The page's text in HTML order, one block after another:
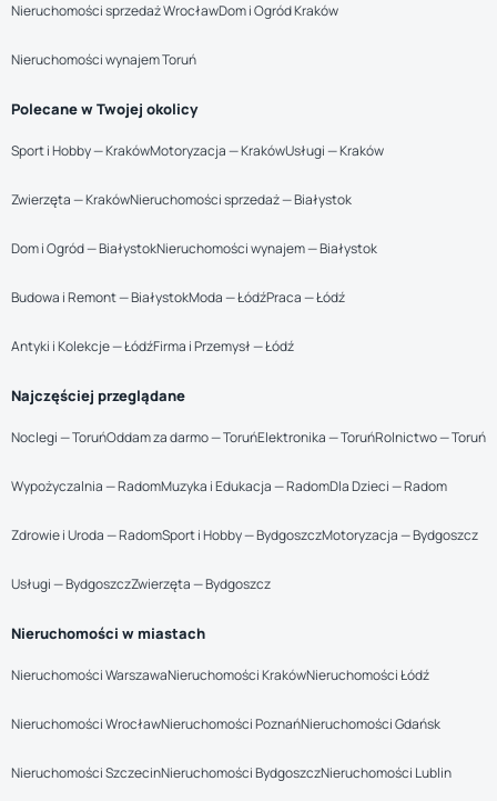
Nieruchomości sprzedaż WrocławDom i Ogród Kraków
Nieruchomości wynajem Toruń
Polecane w Twojej okolicy
Sport i Hobby — KrakówMotoryzacja — KrakówUsługi — Kraków
Zwierzęta — KrakówNieruchomości sprzedaż — Białystok
Dom i Ogród — BiałystokNieruchomości wynajem — Białystok
Budowa i Remont — BiałystokModa — ŁódźPraca — Łódź
Antyki i Kolekcje — ŁódźFirma i Przemysł — Łódź
Najczęściej przeglądane
Noclegi — ToruńOddam za darmo — ToruńElektronika — ToruńRolnictwo — Toruń
Wypożyczalnia — RadomMuzyka i Edukacja — RadomDla Dzieci — Radom
Zdrowie i Uroda — RadomSport i Hobby — BydgoszczMotoryzacja — Bydgoszcz
Usługi — BydgoszczZwierzęta — Bydgoszcz
Nieruchomości w miastach
Nieruchomości WarszawaNieruchomości KrakówNieruchomości Łódź
Nieruchomości WrocławNieruchomości PoznańNieruchomości Gdańsk
Nieruchomości SzczecinNieruchomości BydgoszczNieruchomości Lublin